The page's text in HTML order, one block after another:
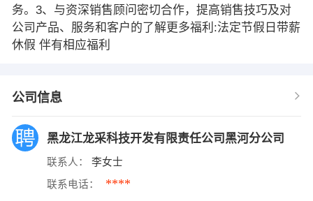
务。3、与资深销售顾问密切合作，提高销售技巧及对
公司产品、服务和客户的了解更多福利:法定节假日带薪
休假 伴有相应福利
公司信息
黑龙江龙采科技开发有限责任公司黑河分公司
联系人： 李女士
联系电话： ****